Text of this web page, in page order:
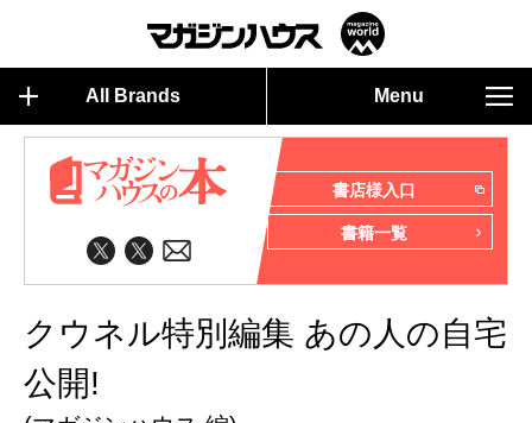
All Brands Menu
書店様入口
書籍一覧
クウネル特別編集 あの人の自宅
公開!